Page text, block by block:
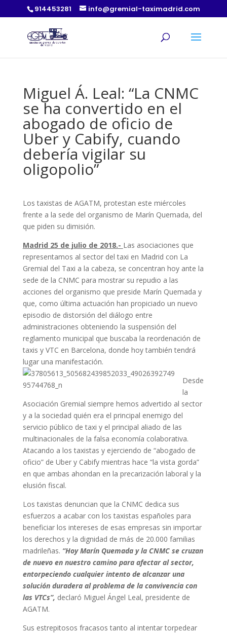
914453281 info@gremial-taximadrid.com
Miguel Á. Leal: “La CNMC
se ha convertido en el
abogado de oficio de
Uber y Cabify, cuando
debería vigilar su
oligopolio”
Los taxistas de AGATM, protestan este miércoles
frente a la sede del organismo de Marín Quemada, del
que piden su dimisión.
Madrid 25 de julio de 2018.- Las asociaciones que
representamos al sector del taxi en Madrid con La
Gremial del Taxi a la cabeza, se concentran hoy ante la
sede de la CNMC para mostrar su repudio a las
acciones del organismo que preside Marín Quemada y
que, como última actuación han propiciado un nuevo
episodio de distorsión del diálogo entre
administraciones obteniendo la suspensión del
reglamento municipal que buscaba la reordenación de
taxis y VTC en Barcelona, donde hoy también tendrá
lugar una manifestación.
Desde
la
Asociación Gremial siempre hemos advertido al sector
y a la sociedad quién era el principal enemigo del
servicio público de taxi y el principal aliado de las
multinacionales de la falsa economía colaborativa.
Atacando a los taxistas y ejerciendo de “abogado de
oficio” de Uber y Cabify mientras hace “la vista gorda”
en que ambas ahondan en la precarización laboral y la
elusión fiscal.
Los taxistas denuncian que la CNMC dedica sus
esfuerzos a acabar con los taxistas españoles para
beneficiar los intereses de esas empresas sin importar
los derechos y la dignidad de más de 20.000 familias
madrileñas. “Hoy Marín Quemada y la CNMC se cruzan
de nuevo en nuestro camino para afectar al sector,
entorpeciendo cualquier intento de alcanzar una
solución duradera al problema de la convivencia con
las VTCs”, declaró Miguel Ángel Leal, presidente de
AGATM.
Sus estrepitosos fracasos tanto al intentar torpedear